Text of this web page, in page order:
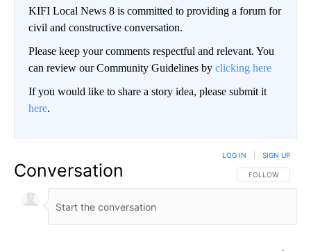
KIFI Local News 8 is committed to providing a forum for
civil and constructive conversation.
Please keep your comments respectful and relevant. You
can review our Community Guidelines by clicking here
If you would like to share a story idea, please submit it
here.
Conversation FOLLOW THIS
FOLLOW
LOG IN SIGN UP